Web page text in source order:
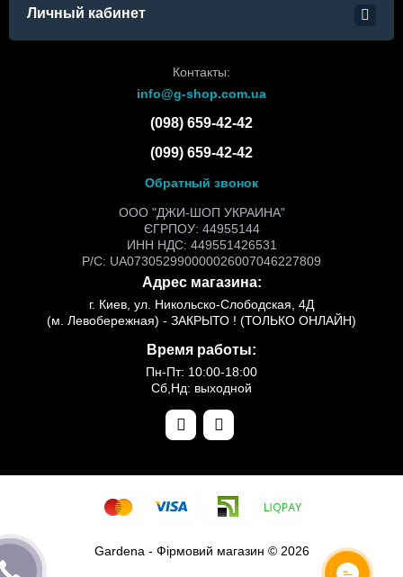
Личный кабинет
Контакты:
info@g-shop.com.ua
(098) 659-42-42
(099) 659-42-42
Обратный звонок
ООО "ДЖИ-ШОП УКРАИНА"
ЄГРПОУ: 44955144
ИНН НДС: 449551426531
Р/С: UA073052990000026007046227809
Адрес магазина:
г. Киев, ул. Никольско-Слободская, 4Д
(м. Левобережная) - ЗАКРЫТО ! (ТОЛЬКО ОНЛАЙН)
Время работы:
Пн-Пт: 10:00-18:00
Сб,Нд: выходной
Gardena - Фірмовий магазин © 2026